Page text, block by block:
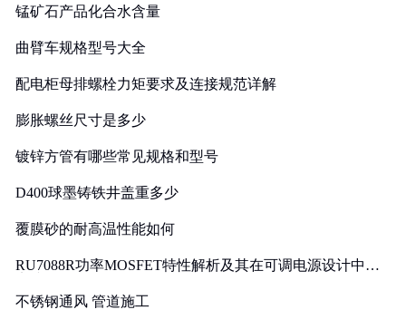
锰矿石产品化合水含量
曲臂车规格型号大全
配电柜母排螺栓力矩要求及连接规范详解
膨胀螺丝尺寸是多少
镀锌方管有哪些常见规格和型号
D400球墨铸铁井盖重多少
覆膜砂的耐高温性能如何
RU7088R功率MOSFET特性解析及其在可调电源设计中的
不锈钢通风 管道施工